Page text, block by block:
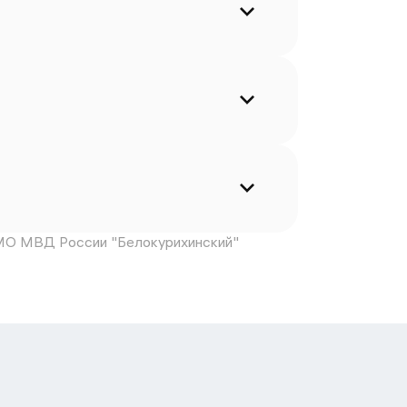
МВД России "Белокурихинский"